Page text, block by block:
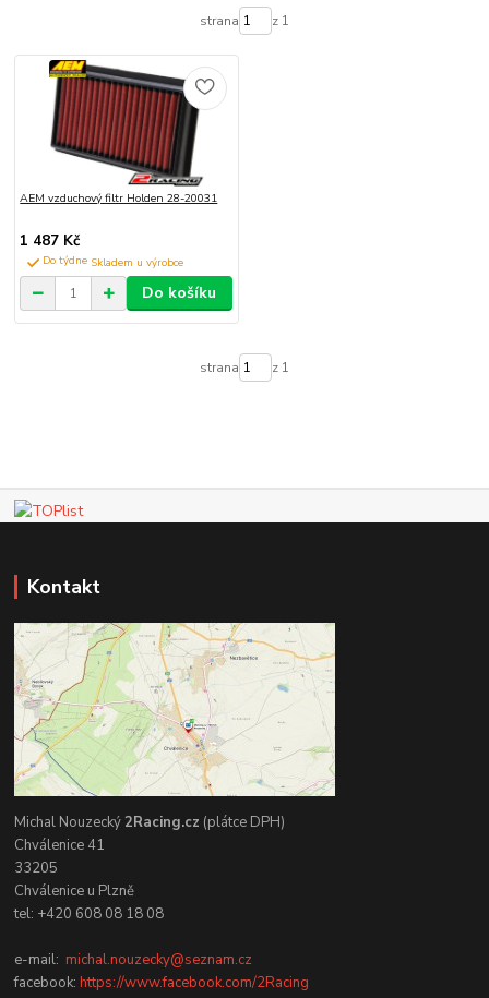
strana z 1
AEM vzduchový filtr Holden 28-20031
1 487 Kč
Do týdne
Do košíku
strana z 1
Kontakt
Michal Nouzecký2Racing.cz (plátce DPH)
Chválenice 41
33205
Chválenice u Plzně
tel: +420 608 08 18 08
e-mail:michal.nouzecky@seznam.cz
facebook:https://www.facebook.com/2Racing